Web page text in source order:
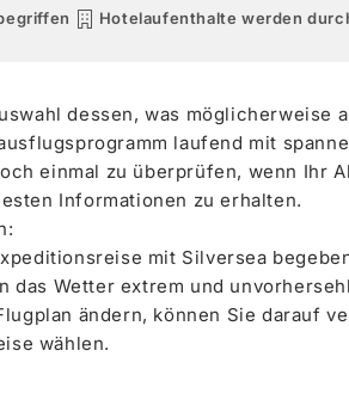
Hotelaufenthalte werden
dessen, was
laufend mit
einmal zu überprüfen, wenn Ihr
Informationen zu erhalten.
mit Silversea
das Wetter extrem und
ändern, können Sie darauf
wählen.